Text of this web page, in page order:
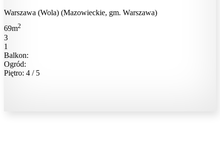
Warszawa (Wola) (Mazowieckie, gm. Warszawa)
69m2
3
1
Balkon:
Ogród:
Piętro: 4 / 5